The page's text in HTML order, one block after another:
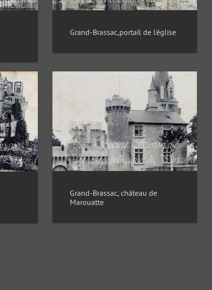
Grand-Brassac,portail de l'église
Grand-Brassac, château de
Marouatte